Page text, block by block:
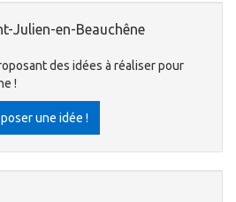
Julien-en-Beauchêne
des idées à réaliser pour
!
une idée !